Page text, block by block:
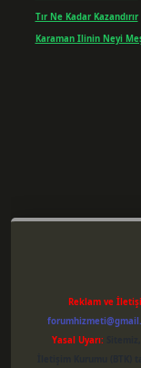
Tır Ne Kadar Kazandırır
Karaman Ilinin Neyi
Reklam ve
Yasal Uyarı: